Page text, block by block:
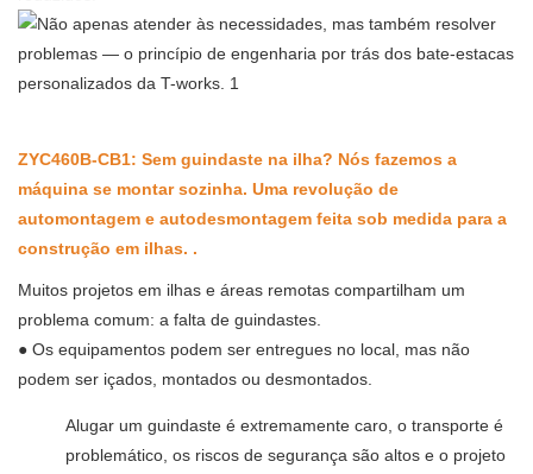
ZYC460B-CB1: Sem guindaste na ilha? Nós fazemos a
máquina se montar sozinha. Uma revolução de
automontagem e autodesmontagem feita sob medida para a
construção em ilhas. .
Muitos projetos em ilhas e áreas remotas compartilham um
problema comum: a falta de guindastes.
● Os equipamentos podem ser entregues no local, mas não
podem ser içados, montados ou desmontados.
Alugar um guindaste é extremamente caro, o transporte é
problemático, os riscos de segurança são altos e o projeto